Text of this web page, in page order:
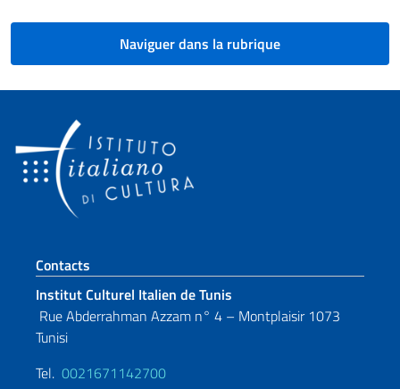
Naviguer dans la rubrique
Section de pied de page
Contacts
Institut Culturel Italien de Tunis
Rue Abderrahman Azzam n° 4 – Montplaisir 1073
Tunisi
Tel. 0021671142700